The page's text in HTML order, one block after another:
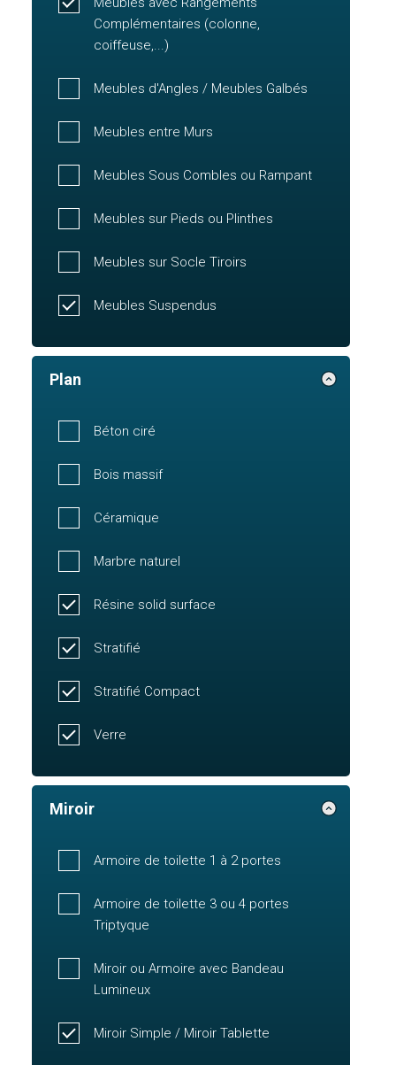
Complémentaires (colonne,
coiffeuse,...)
Meubles d'Angles / Meubles Galbés
Meubles entre Murs
Meubles Sous Combles ou Rampant
Meubles sur Pieds ou Plinthes
Meubles sur Socle Tiroirs
Meubles Suspendus
Plan
Béton ciré
Bois massif
Céramique
Marbre naturel
Résine solid surface
Stratifié
Stratifié Compact
Verre
Miroir
Armoire de toilette 1 à 2 portes
Armoire de toilette 3 ou 4 portes
Triptyque
Miroir ou Armoire avec Bandeau
Lumineux
Miroir Simple / Miroir Tablette